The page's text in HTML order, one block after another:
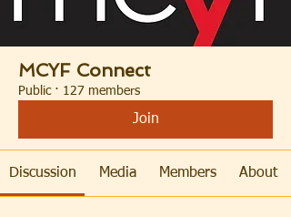
MCYF Connect
Public · 127 members
Join
Discussion Media Members About